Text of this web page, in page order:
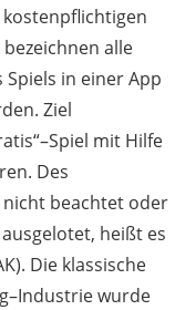
alle
in einer App
Ziel
–Spiel mit Hilfe
. Des
beachtet oder
heißt es
. Die klassische
–Industrie wurde